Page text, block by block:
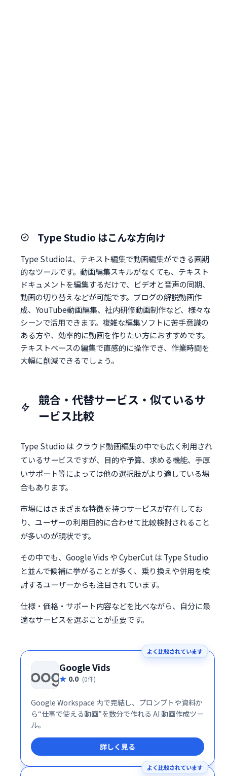
Type Studio はこんな方向け
Type Studioは、テキスト編集で動画編集ができる画期
的なツールです。動画編集スキルがなくても、テキスト
ドキュメントを編集するだけで、ビデオと音声の同期、
動画の切り替えなどが可能です。ブログの解説動画作
成、YouTube動画編集、社内研修動画制作など、様々な
シーンで活用できます。複雑な編集ソフトに苦手意識の
ある方や、効率的に動画を作りたい方におすすめです。
テキストベースの編集で直感的に操作でき、作業時間を
大幅に削減できるでしょう。
競合・代替サービス・似ているサ
ービス比較
Type Studio は クラウド動画編集の中でも広く利用され
ているサービスですが、目的や予算、求める機能、手厚
いサポート等によっては他の選択肢がより適している場
合もあります。
市場にはさまざまな特徴を持つサービスが存在してお
り、ユーザーの利用目的に合わせて比較検討されること
が多いのが現状です。
その中でも、Google Vids や CyberCut は Type Studio
と並んで候補に挙がることが多く、乗り換えや併用を検
討するユーザーからも注目されています。
仕様・価格・サポート内容などを比べながら、自分に最
適なサービスを選ぶことが重要です。
よく比較されています
Google Vids
0.0 (0件)
Google Workspace 内で完結し、プロンプトや資料か
ら“仕事で使える動画”を数分で作れる AI 動画作成ツー
ル。
詳しく見る
よく比較されています